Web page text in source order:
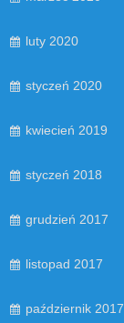
luty 2020
styczeń 2020
kwiecień 2019
styczeń 2018
grudzień 2017
listopad 2017
październik 2017